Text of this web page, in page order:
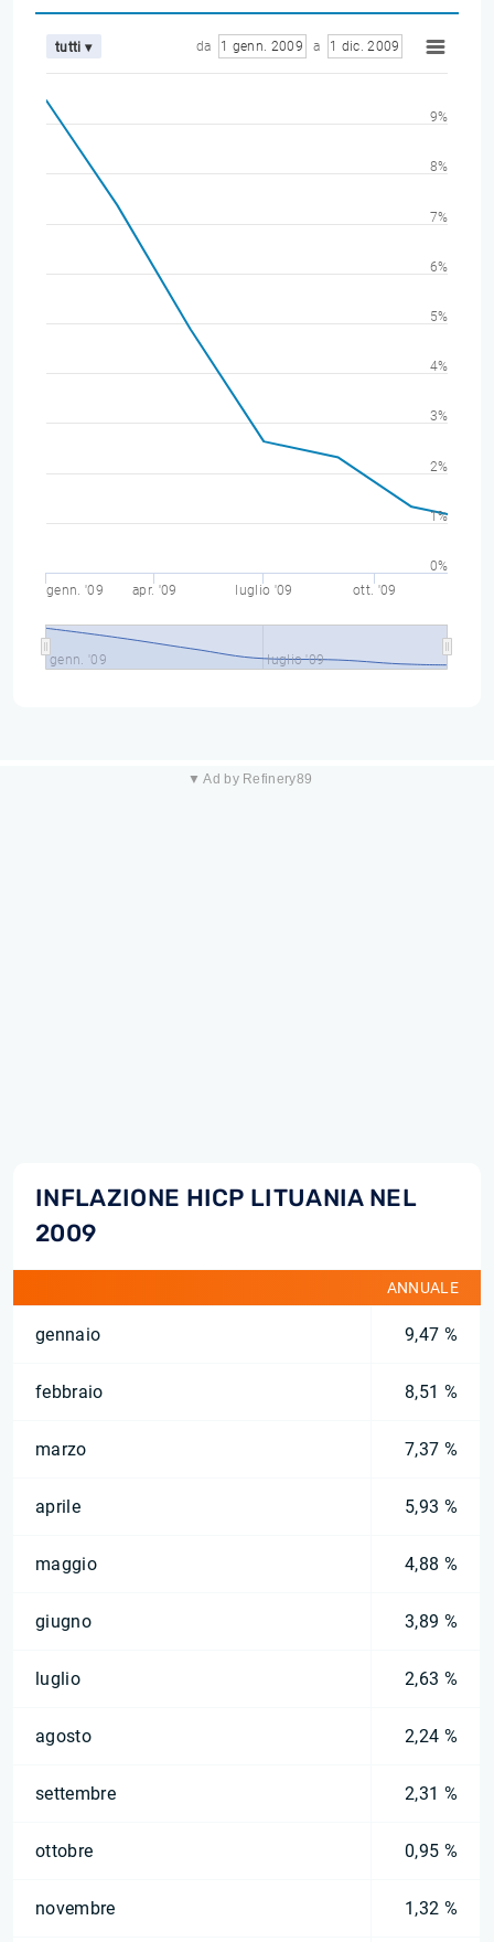
tutti ▾ da 1 genn. 2009 a 1 dic. 2009
genn. '09 apr. '09 luglio '09 ott. '09
genn. '09 luglio '09
0%
1%
2%
3%
4%
5%
6%
7%
8%
9%
▼ Ad by Refinery89
INFLAZIONE HICP LITUANIA NEL
2009
ANNUALE
gennaio 9,47 %
febbraio 8,51 %
marzo 7,37 %
aprile 5,93 %
maggio 4,88 %
giugno 3,89 %
luglio 2,63 %
agosto 2,24 %
settembre 2,31 %
ottobre 0,95 %
novembre 1,32 %